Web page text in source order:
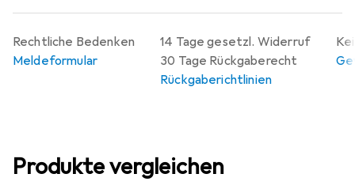
14 Tage gesetzl. Widerruf
30 Tage Rückgaberecht
Rückgaberichtlinien
Rechtliche Bedenken
Meldeformular
Produkte vergleichen